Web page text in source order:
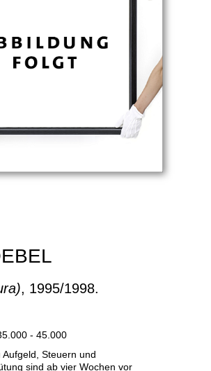
, 1995/1998.
- 45.000
Steuern und
sind ab vier Wochen vor